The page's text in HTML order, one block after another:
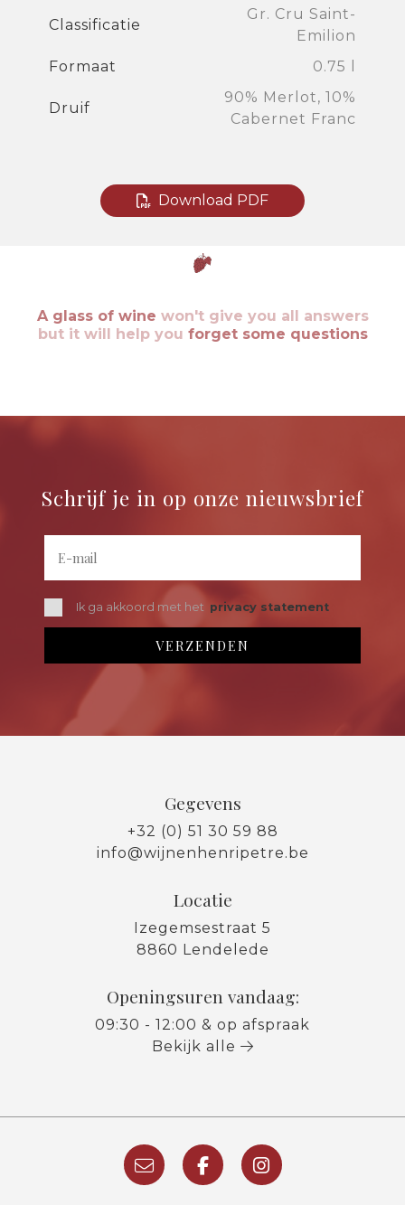
Classificatie
Gr. Cru Saint-
Emilion
Formaat
0.75 l
Druif
90% Merlot, 10%
Cabernet Franc
Download PDF
A glass of wine won't give you all answers
but it will help you forget some questions
Schrijf je in op onze nieuwsbrief
Ik ga akkoord met het privacy statement
Gegevens
+32 (0) 51 30 59 88
info@wijnenhenripetre.be
Locatie
Izegemsestraat 5
8860 Lendelede
Openingsuren vandaag:
09:30 - 12:00 & op afspraak
Bekijk alle